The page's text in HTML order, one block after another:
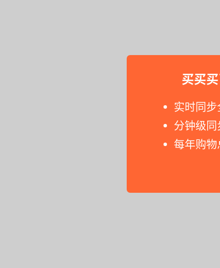
买买
实时同
分钟级
每年购